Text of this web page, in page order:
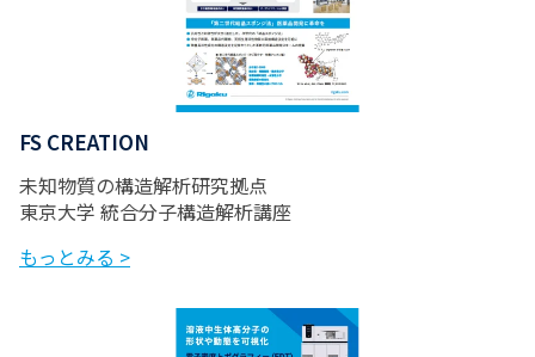
FS CREATION
未知物質の構造解析研究拠点
東京大学 統合分子構造解析講座
もっとみる >